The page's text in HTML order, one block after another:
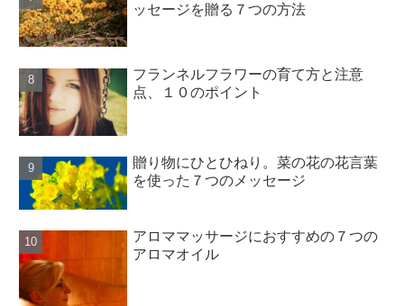
ッセージを贈る７つの方法
フランネルフラワーの育て方と注意
点、１０のポイント
贈り物にひとひねり。菜の花の花言葉
を使った７つのメッセージ
アロママッサージにおすすめの７つの
アロマオイル